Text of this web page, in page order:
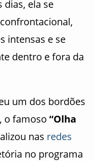
dias, ela se
intensas e se
dentro e fora da
um dos bordões
o famoso “Olha
nas redes
no programa